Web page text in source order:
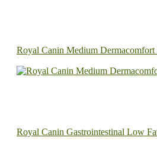
Royal Canin Medium
Royal Canin Gastrointestinal Low